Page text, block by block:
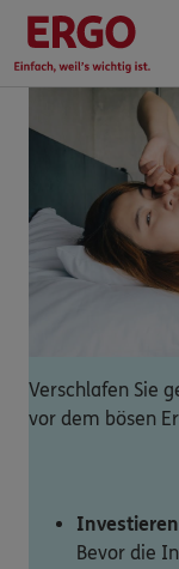
Verschlafen Sie
vor dem bösen
Bevor die